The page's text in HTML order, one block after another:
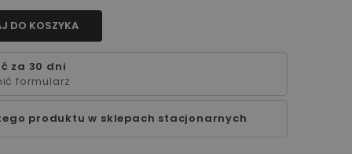
DO KOSZYKA
za 30 dni
formularz
produktu w sklepach stacjonarnych